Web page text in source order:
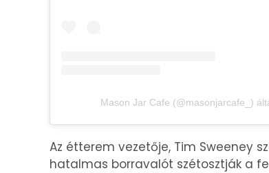
Mason Jar Cafe (@masonjarcafe_)
Az étterem vezetője, Tim Sweeney
hatalmas borravalót szétosztják a